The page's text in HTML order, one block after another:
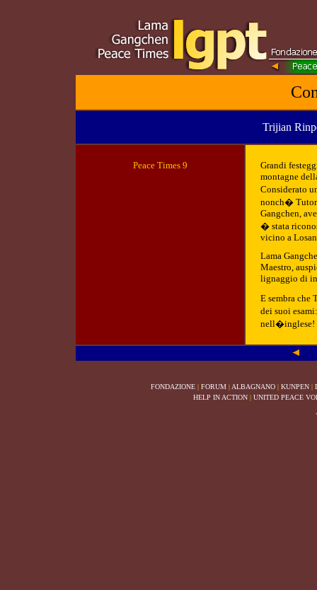
Trijian
Peace Times 9
Grandi
montagne
Considerato
nonch�
Gangchen,
� stata
vicino a
Lama
Maestro,
lignaggio di
E sembra
dei suoi
nell�inglese!
FONDAZIONE | FORUM | ALBAGNANO | KUNPEN |
HELP IN ACTION | UNITED PEACE